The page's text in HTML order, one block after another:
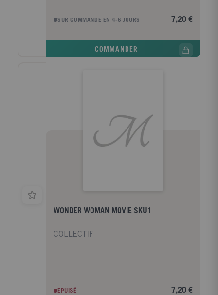
SUR COMMANDE EN 4-6 JOURS 7,20 €
COMMANDER
WONDER WOMAN MOVIE SKU1
COLLECTIF
EPUISÉ 7,20 €